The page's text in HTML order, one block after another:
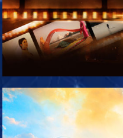
UTFORSKA SERIEN